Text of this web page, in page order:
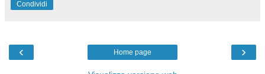
Condividi
‹ ›
Home page